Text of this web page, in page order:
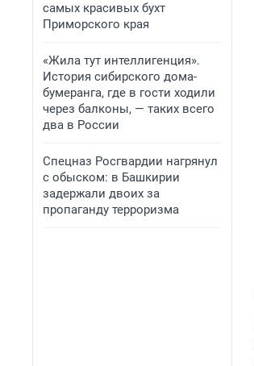
самых красивых бухт
Приморского края
«Жила тут интеллигенция».
История сибирского дома-
бумеранга, где в гости ходили
через балконы, — таких всего
два в России
Спецназ Росгвардии нагрянул
с обыском: в Башкирии
задержали двоих за
пропаганду терроризма